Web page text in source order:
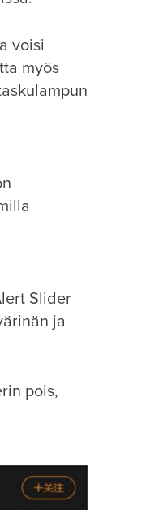
voisi
myös
Slider
ja
pois,